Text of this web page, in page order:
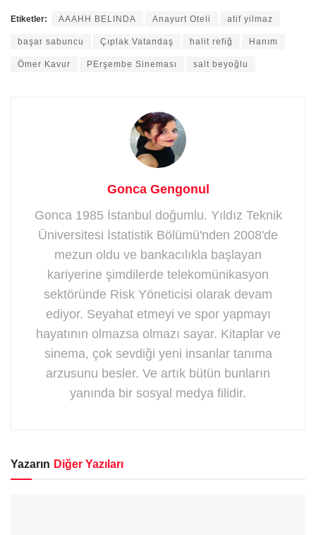
Etiketler: AAAHH BELINDA Anayurt Oteli atif yilmaz
başar sabuncu Çıplak Vatandaş halit refiğ Hanım
Ömer Kavur PErşembe Sineması salt beyoğlu
Gonca Gengonul
Gonca 1985 İstanbul doğumlu. Yıldız Teknik
Üniversitesi İstatistik Bölümü'nden 2008'de
mezun oldu ve bankacılıkla başlayan
kariyerine şimdilerde telekomünikasyon
sektöründe Risk Yöneticisi olarak devam
ediyor. Seyahat etmeyi ve spor yapmayı
hayatının olmazsa olmazı sayar. Kitaplar ve
sinema, çok sevdiği yeni insanlar tanıma
arzusunu besler. Ve artık bütün bunların
yanında bir sosyal medya filidir.
Yazarın Diğer Yazıları